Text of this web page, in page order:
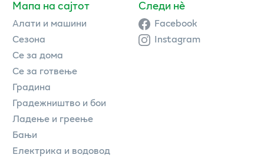
Мапа на сајтот
Алати и машини
Сезона
Се за дома
Се за готвење
Градина
Градежништво и бои
Ладење и греење
Бањи
Електрика и водовод
Следи нè
Facebook
Instagram